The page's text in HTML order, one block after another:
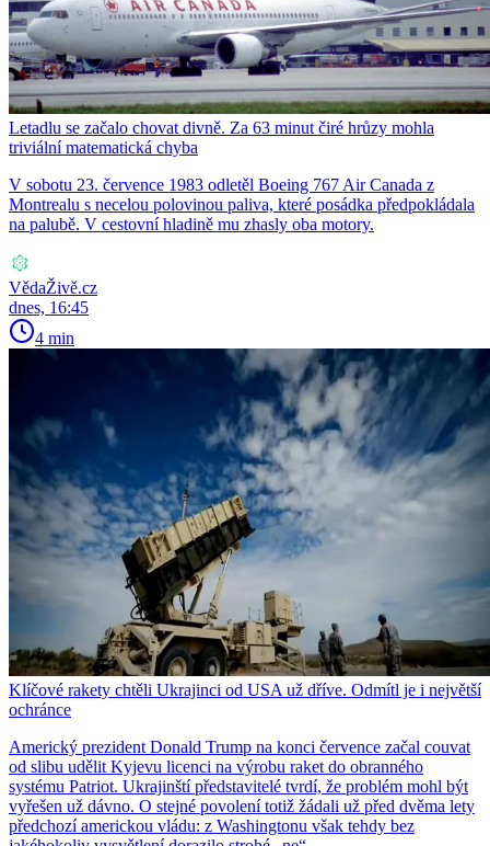
Letadlu se začalo chovat divně. Za 63 minut čiré hrůzy mohla
triviální matematická chyba
V sobotu 23. července 1983 odletěl Boeing 767 Air Canada z
Montrealu s necelou polovinou paliva, které posádka předpokládala
na palubě. V cestovní hladině mu zhasly oba motory.
VědaŽivě.cz
dnes, 16:45
4 min
Klíčové rakety chtěli Ukrajinci od USA už dříve. Odmítl je i největší
ochránce
Americký prezident Donald Trump na konci července začal couvat
od slibu udělit Kyjevu licenci na výrobu raket do obranného
systému Patriot. Ukrajinští představitelé tvrdí, že problém mohl být
vyřešen už dávno. O stejné povolení totiž žádali už před dvěma lety
předchozí americkou vládu: z Washingtonu však tehdy bez